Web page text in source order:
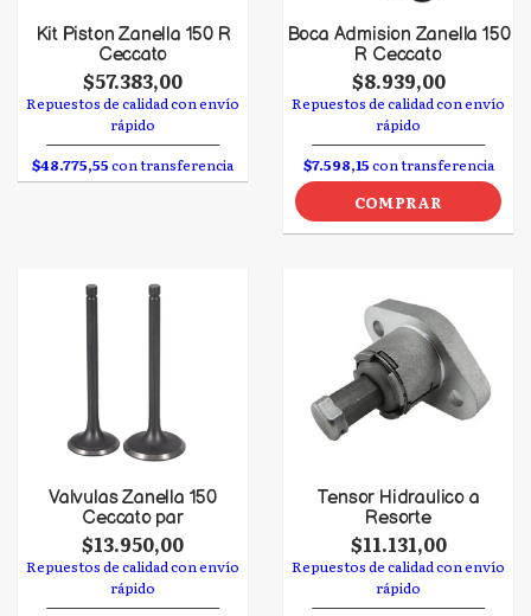
Kit Piston Zanella 150 R
Ceccato
$57.383,00
Repuestos de calidad con envío
rápido
$48.775,55con transferencia
Boca Admision Zanella 150
R Ceccato
$8.939,00
Repuestos de calidad con envío
rápido
$7.598,15con transferencia
COMPRAR
Valvulas Zanella 150
Ceccato par
$13.950,00
Repuestos de calidad con envío
rápido
Tensor Hidraulico a
Resorte
$11.131,00
Repuestos de calidad con envío
rápido